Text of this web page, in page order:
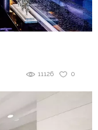
0
11126